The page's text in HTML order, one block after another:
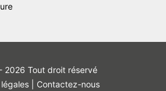
2026 Tout droit réservé
| Contactez-nous